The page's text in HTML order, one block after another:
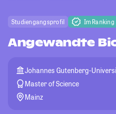
Studiengangsprofil Im Ranking
Angewandte
Johannes Gutenberg-
Master of Science
Mainz